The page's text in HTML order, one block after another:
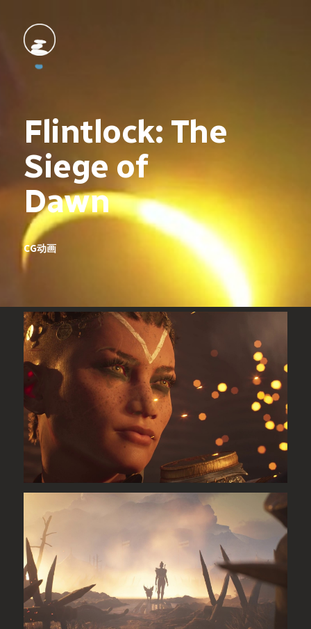
Flintlock: The
Siege of
Dawn
CG动画